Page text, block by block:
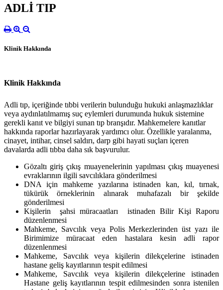
ADLİ TIP
Klinik Hakkında
Klinik Hakkında
Adli tıp, içeriğinde tıbbi verilerin bulunduğu hukuki anlaşmazlıklar
veya aydınlatılmamış suç eylemleri durumunda hukuk sistemine
gerekli kanıt ve bilgiyi sunan tıp branşıdır. Mahkemelere kanıtlar
hakkında raporlar hazırlayarak yardımcı olur. Özellikle yaralanma,
cinayet, intihar, cinsel saldırı, darp gibi hayati suçları içeren
davalarda adli tıbba daha sık başvurulur.
Gözaltı giriş çıkış muayenelerinin yapılması çıkış muayenesi
evraklarının ilgili savcılıklara gönderilmesi
DNA için mahkeme yazılarına istinaden kan, kıl, tırnak,
tükürük örneklerinin alınarak muhafazalı bir şekilde
gönderilmesi
Kişilerin şahsi müracaatları istinaden Bilir Kişi Raporu
düzenlenmesi
Mahkeme, Savcılık veya Polis Merkezlerinden üst yazı ile
Birimimize müracaat eden hastalara kesin adli rapor
düzenlenmesi
Mahkeme, Savcılık veya kişilerin dilekçelerine istinaden
hastane geliş kayıtlarının tespit edilmesi
Mahkeme, Savcılık veya kişilerin dilekçelerine istinaden
Hastane geliş kayıtlarının tespit edilmesinden sonra istenilen